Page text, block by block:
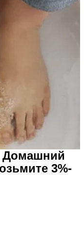
Домашний
3%-